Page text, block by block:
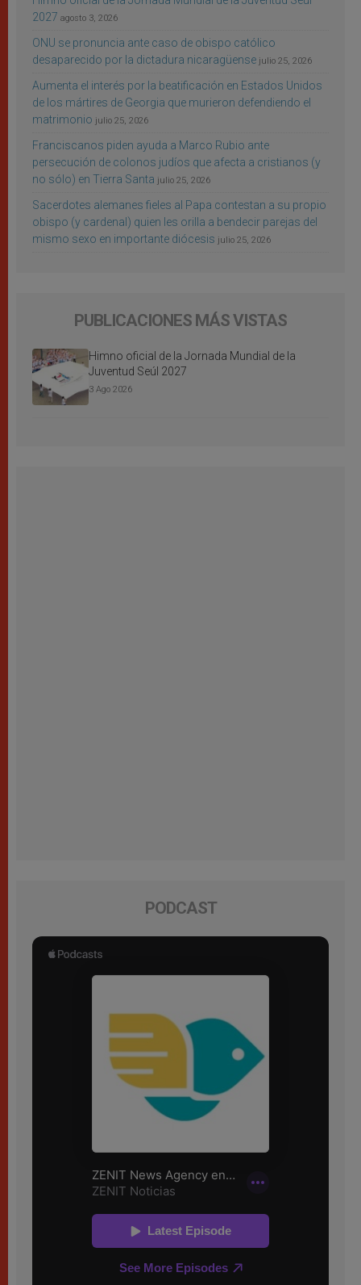
2027 agosto 3, 2026
ONU se pronuncia ante caso de obispo católico
desaparecido por la dictadura nicaragüense julio 25, 2026
Aumenta el interés por la beatificación en Estados Unidos
de los mártires de Georgia que murieron defendiendo el
matrimonio julio 25, 2026
Franciscanos piden ayuda a Marco Rubio ante
persecución de colonos judíos que afecta a cristianos (y
no sólo) en Tierra Santa julio 25, 2026
Sacerdotes alemanes fieles al Papa contestan a su propio
obispo (y cardenal) quien les orilla a bendecir parejas del
mismo sexo en importante diócesis julio 25, 2026
PUBLICACIONES MÁS VISTAS
Himno oficial de la Jornada Mundial de la
Juventud Seúl 2027
3 Ago 2026
PODCAST